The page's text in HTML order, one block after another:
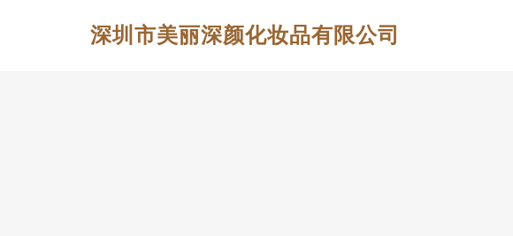
深圳市美丽深颜化妆品有限公司